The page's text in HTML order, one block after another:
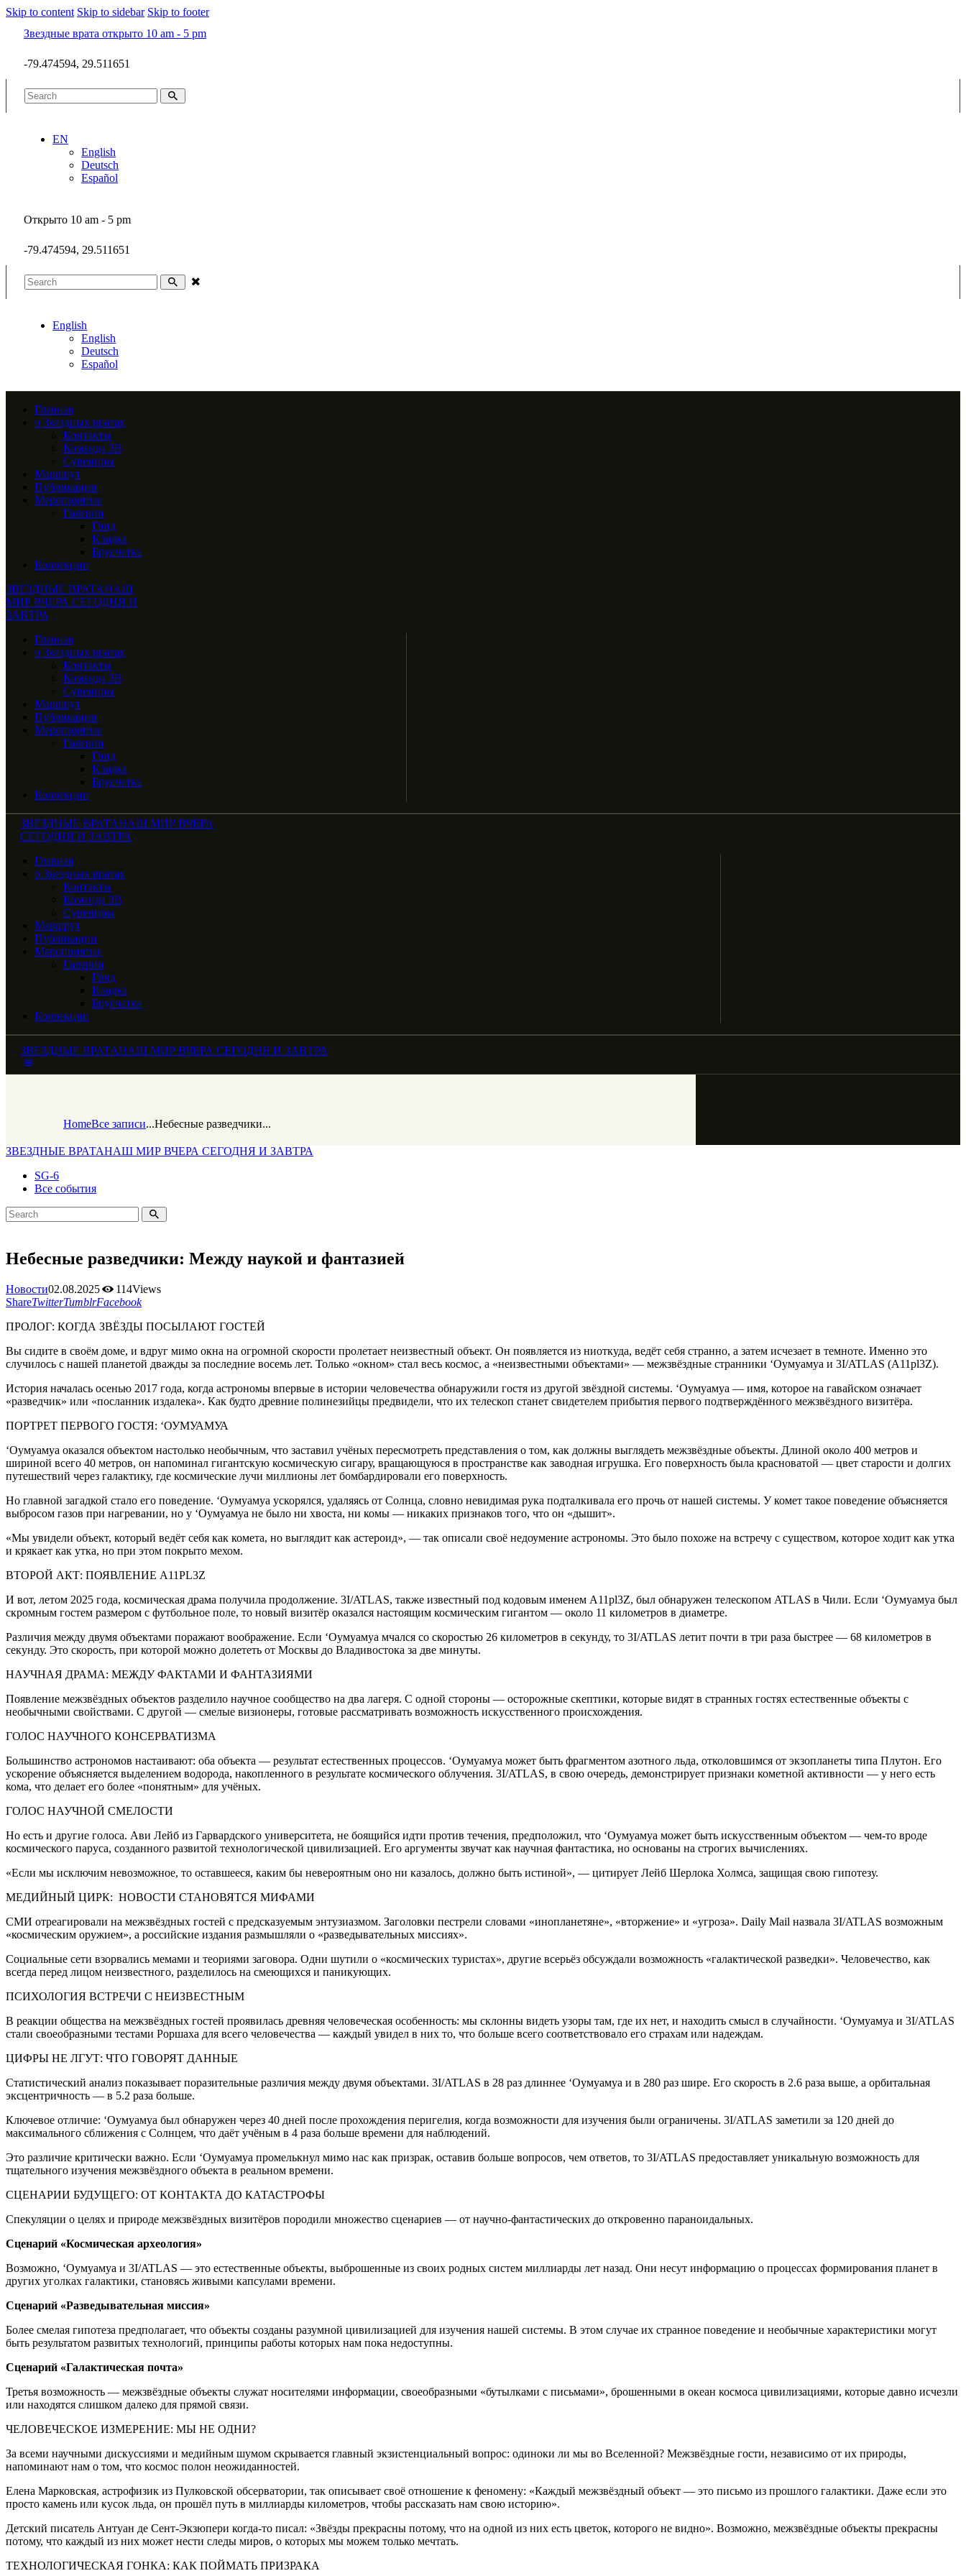
Skip to content Skip to sidebar Skip to footer
Звездные врата открыто 10 am - 5 pm
-79.474594, 29.511651
EN
English
Deutsch
Español
Открыто 10 am - 5 pm
-79.474594, 29.511651
English
English
Deutsch
Español
Главная
о Звездных вратах
Контакты
Команда ЗВ
Сувениры
Маршрут
Публикации
Мероприятия
Галерии
Грид
Кладка
Брусчатка
Коллекции
ЗВЕЗДНЫЕ ВРАТАНАШ
МИР ВЧЕРА СЕГОДНЯ И
ЗАВТРА
Главная
о Звездных вратах
Контакты
Команда ЗВ
Сувениры
Маршрут
Публикации
Мероприятия
Галерии
Грид
Кладка
Брусчатка
Коллекции
ЗВЕЗДНЫЕ ВРАТАНАШ МИР ВЧЕРА
СЕГОДНЯ И ЗАВТРА
Главная
о Звездных вратах
Контакты
Команда ЗВ
Сувениры
Маршрут
Публикации
Мероприятия
Галерии
Грид
Кладка
Брусчатка
Коллекции
ЗВЕЗДНЫЕ ВРАТАНАШ МИР ВЧЕРА СЕГОДНЯ И ЗАВТРА
HomeВсе записи...Небесные разведчики...
ЗВЕЗДНЫЕ ВРАТАНАШ МИР ВЧЕРА СЕГОДНЯ И ЗАВТРА
SG-6
Все события
Небесные разведчики: Между наукой и фантазией
Новости02.08.2025 114Views
ShareTwitterTumblrFacebook
ПРОЛОГ: КОГДА ЗВЁЗДЫ ПОСЫЛАЮТ ГОСТЕЙ
Вы сидите в своём доме, и вдруг мимо окна на огромной скорости пролетает неизвестный объект. Он появляется из ниоткуда, ведёт себя странно, а затем исчезает в темноте. Именно это
случилось с нашей планетой дважды за последние восемь лет. Только «окном» стал весь космос, а «неизвестными объектами» — межзвёздные странники ‘Оумуамуа и 3I/ATLAS (A11pl3Z).
История началась осенью 2017 года, когда астрономы впервые в истории человечества обнаружили гостя из другой звёздной системы. ‘Оумуамуа — имя, которое на гавайском означает
«разведчик» или «посланник издалека». Как будто древние полинезийцы предвидели, что их телескоп станет свидетелем прибытия первого подтверждённого межзвёздного визитёра.
ПОРТРЕТ ПЕРВОГО ГОСТЯ: ‘ОУМУАМУА
‘Оумуамуа оказался объектом настолько необычным, что заставил учёных пересмотреть представления о том, как должны выглядеть межзвёздные объекты. Длиной около 400 метров и
шириной всего 40 метров, он напоминал гигантскую космическую сигару, вращающуюся в пространстве как заводная игрушка. Его поверхность была красноватой — цвет старости и долгих
путешествий через галактику, где космические лучи миллионы лет бомбардировали его поверхность.
Но главной загадкой стало его поведение. ‘Оумуамуа ускорялся, удаляясь от Солнца, словно невидимая рука подталкивала его прочь от нашей системы. У комет такое поведение объясняется
выбросом газов при нагревании, но у ‘Оумуамуа не было ни хвоста, ни комы — никаких признаков того, что он «дышит».
«Мы увидели объект, который ведёт себя как комета, но выглядит как астероид», — так описали своё недоумение астрономы. Это было похоже на встречу с существом, которое ходит как утка
и крякает как утка, но при этом покрыто мехом.
ВТОРОЙ АКТ: ПОЯВЛЕНИЕ A11PL3Z
И вот, летом 2025 года, космическая драма получила продолжение. 3I/ATLAS, также известный под кодовым именем A11pl3Z, был обнаружен телескопом ATLAS в Чили. Если ‘Оумуамуа был
скромным гостем размером с футбольное поле, то новый визитёр оказался настоящим космическим гигантом — около 11 километров в диаметре.
Различия между двумя объектами поражают воображение. Если ‘Оумуамуа мчался со скоростью 26 километров в секунду, то 3I/ATLAS летит почти в три раза быстрее — 68 километров в
секунду. Это скорость, при которой можно долететь от Москвы до Владивостока за две минуты.
НАУЧНАЯ ДРАМА: МЕЖДУ ФАКТАМИ И ФАНТАЗИЯМИ
Появление межзвёздных объектов разделило научное сообщество на два лагеря. С одной стороны — осторожные скептики, которые видят в странных гостях естественные объекты с
необычными свойствами. С другой — смелые визионеры, готовые рассматривать возможность искусственного происхождения.
ГОЛОС НАУЧНОГО КОНСЕРВАТИЗМА
Большинство астрономов настаивают: оба объекта — результат естественных процессов. ‘Оумуамуа может быть фрагментом азотного льда, отколовшимся от экзопланеты типа Плутон. Его
ускорение объясняется выделением водорода, накопленного в результате космического облучения. 3I/ATLAS, в свою очередь, демонстрирует признаки кометной активности — у него есть
кома, что делает его более «понятным» для учёных.
ГОЛОС НАУЧНОЙ СМЕЛОСТИ
Но есть и другие голоса. Ави Лейб из Гарвардского университета, не боящийся идти против течения, предположил, что ‘Оумуамуа может быть искусственным объектом — чем-то вроде
космического паруса, созданного развитой технологической цивилизацией. Его аргументы звучат как научная фантастика, но основаны на строгих вычислениях.
«Если мы исключим невозможное, то оставшееся, каким бы невероятным оно ни казалось, должно быть истиной», — цитирует Лейб Шерлока Холмса, защищая свою гипотезу.
МЕДИЙНЫЙ ЦИРК: НОВОСТИ СТАНОВЯТСЯ МИФАМИ
СМИ отреагировали на межзвёздных гостей с предсказуемым энтузиазмом. Заголовки пестрели словами «инопланетяне», «вторжение» и «угроза». Daily Mail назвала 3I/ATLAS возможным
«космическим оружием», а российские издания размышляли о «разведывательных миссиях».
Социальные сети взорвались мемами и теориями заговора. Одни шутили о «космических туристах», другие всерьёз обсуждали возможность «галактической разведки». Человечество, как
всегда перед лицом неизвестного, разделилось на смеющихся и паникующих.
ПСИХОЛОГИЯ ВСТРЕЧИ С НЕИЗВЕСТНЫМ
В реакции общества на межзвёздных гостей проявилась древняя человеческая особенность: мы склонны видеть узоры там, где их нет, и находить смысл в случайности. ‘Оумуамуа и 3I/ATLAS
стали своеобразными тестами Роршаха для всего человечества — каждый увидел в них то, что больше всего соответствовало его страхам или надеждам.
ЦИФРЫ НЕ ЛГУТ: ЧТО ГОВОРЯТ ДАННЫЕ
Статистический анализ показывает поразительные различия между двумя объектами. 3I/ATLAS в 28 раз длиннее ‘Оумуамуа и в 280 раз шире. Его скорость в 2.6 раза выше, а орбитальная
эксцентричность — в 5.2 раза больше.
Ключевое отличие: ‘Оумуамуа был обнаружен через 40 дней после прохождения перигелия, когда возможности для изучения были ограничены. 3I/ATLAS заметили за 120 дней до
максимального сближения с Солнцем, что даёт учёным в 4 раза больше времени для наблюдений.
Это различие критически важно. Если ‘Оумуамуа промелькнул мимо нас как призрак, оставив больше вопросов, чем ответов, то 3I/ATLAS предоставляет уникальную возможность для
тщательного изучения межзвёздного объекта в реальном времени.
СЦЕНАРИИ БУДУЩЕГО: ОТ КОНТАКТА ДО КАТАСТРОФЫ
Спекуляции о целях и природе межзвёздных визитёров породили множество сценариев — от научно-фантастических до откровенно параноидальных.
Сценарий «Космическая археология»
Возможно, ‘Оумуамуа и 3I/ATLAS — это естественные объекты, выброшенные из своих родных систем миллиарды лет назад. Они несут информацию о процессах формирования планет в
других уголках галактики, становясь живыми капсулами времени.
Сценарий «Разведывательная миссия»
Более смелая гипотеза предполагает, что объекты созданы разумной цивилизацией для изучения нашей системы. В этом случае их странное поведение и необычные характеристики могут
быть результатом развитых технологий, принципы работы которых нам пока недоступны.
Сценарий «Галактическая почта»
Третья возможность — межзвёздные объекты служат носителями информации, своеобразными «бутылками с письмами», брошенными в океан космоса цивилизациями, которые давно исчезли
или находятся слишком далеко для прямой связи.
ЧЕЛОВЕЧЕСКОЕ ИЗМЕРЕНИЕ: МЫ НЕ ОДНИ?
За всеми научными дискуссиями и медийным шумом скрывается главный экзистенциальный вопрос: одиноки ли мы во Вселенной? Межзвёздные гости, независимо от их природы,
напоминают нам о том, что космос полон неожиданностей.
Елена Марковская, астрофизик из Пулковской обсерватории, так описывает своё отношение к феномену: «Каждый межзвёздный объект — это письмо из прошлого галактики. Даже если это
просто камень или кусок льда, он прошёл путь в миллиарды километров, чтобы рассказать нам свою историю».
Детский писатель Антуан де Сент-Экзюпери когда-то писал: «Звёзды прекрасны потому, что на одной из них есть цветок, которого не видно». Возможно, межзвёздные объекты прекрасны
потому, что каждый из них может нести следы миров, о которых мы можем только мечтать.
ТЕХНОЛОГИЧЕСКАЯ ГОНКА: КАК ПОЙМАТЬ ПРИЗРАКА